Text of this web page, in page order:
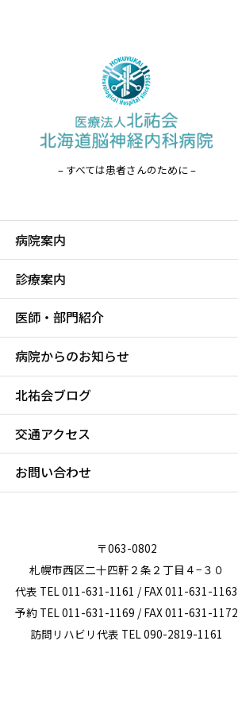
– すべては患者さんのために –
病院案内
診療案内
医師・部門紹介
病院からのお知らせ
北祐会ブログ
交通アクセス
お問い合わせ
〒063-0802
札幌市西区二十四軒２条２丁目４−３０
代表 TEL 011-631-1161 / FAX 011-631-1163
予約 TEL 011-631-1169 / FAX 011-631-1172
訪問リハビリ代表 TEL 090-2819-1161